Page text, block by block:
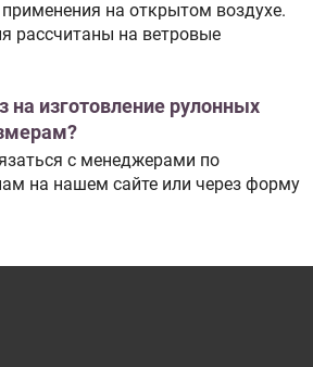
на открытом воздухе.
рассчитаны на ветровые
на изготовление рулонных
с менеджерами по
на нашем сайте или через форму